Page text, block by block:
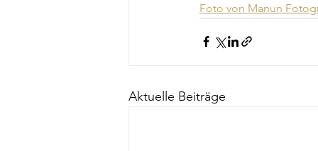
Foto von Manun
Aktuelle Beiträge